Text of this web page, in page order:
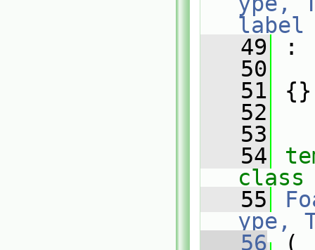
label
   49
:
   50
   51
{}
   52
   53
   54
class
   55
ype,
   56
(